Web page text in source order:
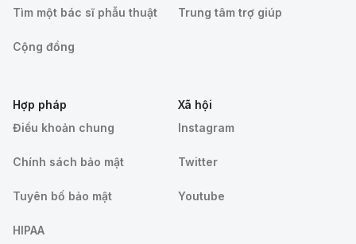
Tìm một bác sĩ phẫu thuật
Cộng đồng
Trung tâm trợ giúp
Hợp pháp
Điều khoản chung
Chính sách bảo mật
Tuyên bố bảo mật
HIPAA
Xã hội
Instagram
Twitter
Youtube